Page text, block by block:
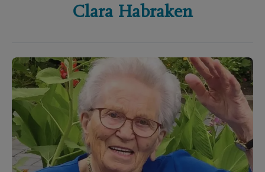
Clara Habraken